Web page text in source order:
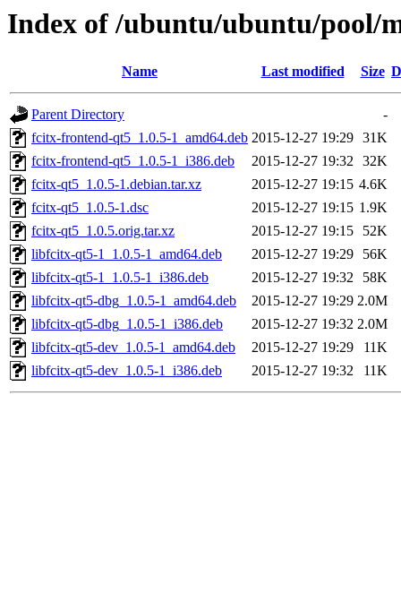
Index of /ubuntu/ubuntu/pool/
Name Last modified Size
Parent Directory
-
fcitx-frontend-qt5_1.0.5-1_amd64.deb 2015-12-27 19:29 31K
fcitx-frontend-qt5_1.0.5-1_i386.deb
2015-12-27 19:32 32K
fcitx-qt5_1.0.5-1.debian.tar.xz
2015-12-27 19:15 4.6K
fcitx-qt5_1.0.5-1.dsc
2015-12-27 19:15 1.9K
fcitx-qt5_1.0.5.orig.tar.xz
2015-12-27 19:15
52K
libfcitx-qt5-1_1.0.5-1_amd64.deb
2015-12-27 19:29
56K
libfcitx-qt5-1_1.0.5-1_i386.deb
2015-12-27 19:32
58K
libfcitx-qt5-dbg_1.0.5-1_amd64.deb
2015-12-27 19:29 2.0M
libfcitx-qt5-dbg_1.0.5-1_i386.deb
2015-12-27 19:32 2.0M
libfcitx-qt5-dev_1.0.5-1_amd64.deb
2015-12-27 19:29
11K
libfcitx-qt5-dev_1.0.5-1_i386.deb
2015-12-27 19:32 11K